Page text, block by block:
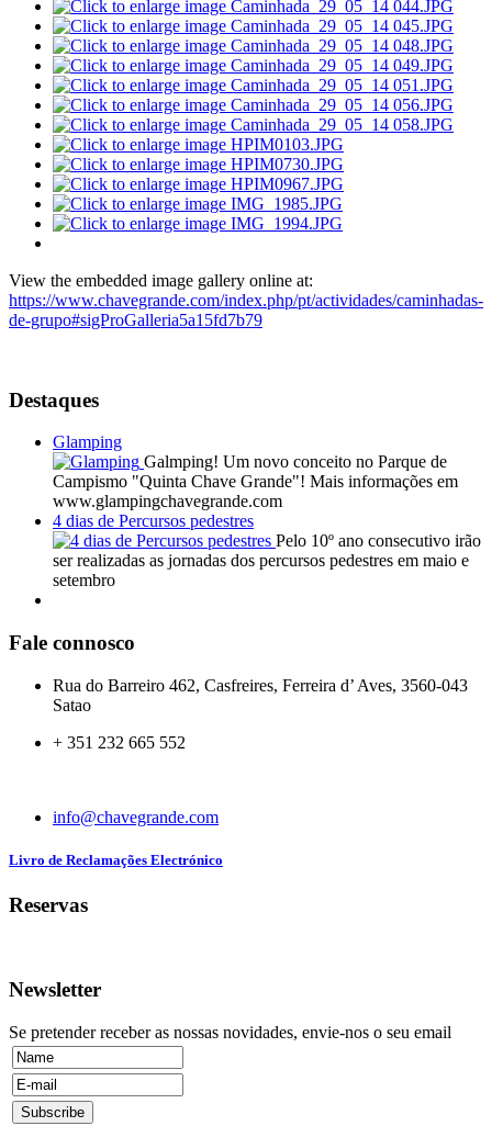
View the embedded image gallery online at:
https://www.chavegrande.com/index.php/pt/actividades/caminhadas-
de-grupo#sigProGalleria5a15fd7b79
Destaques
Glamping
Galmping! Um novo conceito no Parque de
Campismo "Quinta Chave Grande"! Mais informações em
www.glampingchavegrande.com
4 dias de Percursos pedestres
Pelo 10º ano consecutivo irão
ser realizadas as jornadas dos percursos pedestres em maio e
setembro
Fale connosco
Rua do Barreiro 462, Casfreires, Ferreira d’ Aves, 3560-043
Satao
+ 351 232 665 552
info@chavegrande.com
Livro de Reclamações Electrónico
Reservas
Newsletter
Se pretender receber as nossas novidades, envie-nos o seu email